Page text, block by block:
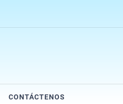
CONTÁCTENOS